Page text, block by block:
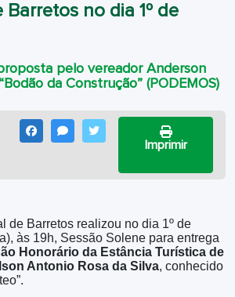
Barretos no dia 1º de
pelo vereador Anderson
da Construção” (PODEMOS)
FACEBOOKMESSENGER
Imprimir
de Barretos realizou no dia 1º de
às 19h, Sessão Solene para entrega
Honorário da Estância Turística de
Antonio Rosa da Silva, conhecido